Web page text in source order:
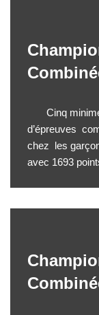
Cinq
d’épreuves
chez les
avec 1693